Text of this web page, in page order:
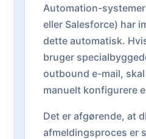
Automation-
eller Salesforce) har
dette automatisk.
bruger
outbound e-mail,
manuelt konfigurere
Det er afgørende, at
afmeldingsproces er